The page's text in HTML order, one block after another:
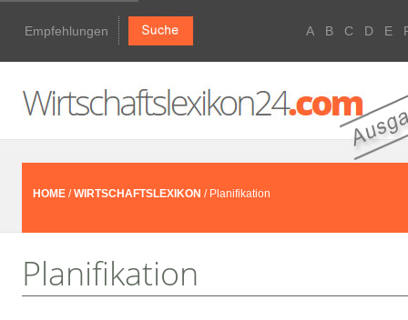
Empfehlungen A B C D E
HOME /WIRTSCHAFTSLEXIKON / Planifikation
Planifikation